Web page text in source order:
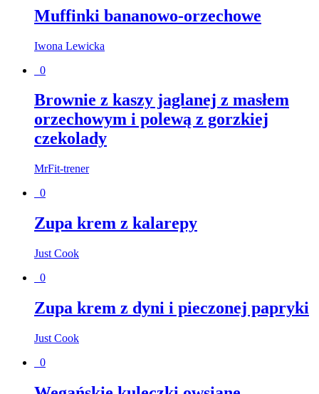
Muffinki bananowo-orzechowe
Iwona Lewicka
0
Brownie z kaszy jaglanej z masłem
orzechowym i polewą z gorzkiej
czekolady
MrFit-trener
0
Zupa krem z kalarepy
Just Cook
0
Zupa krem z dyni i pieczonej papryki
Just Cook
0